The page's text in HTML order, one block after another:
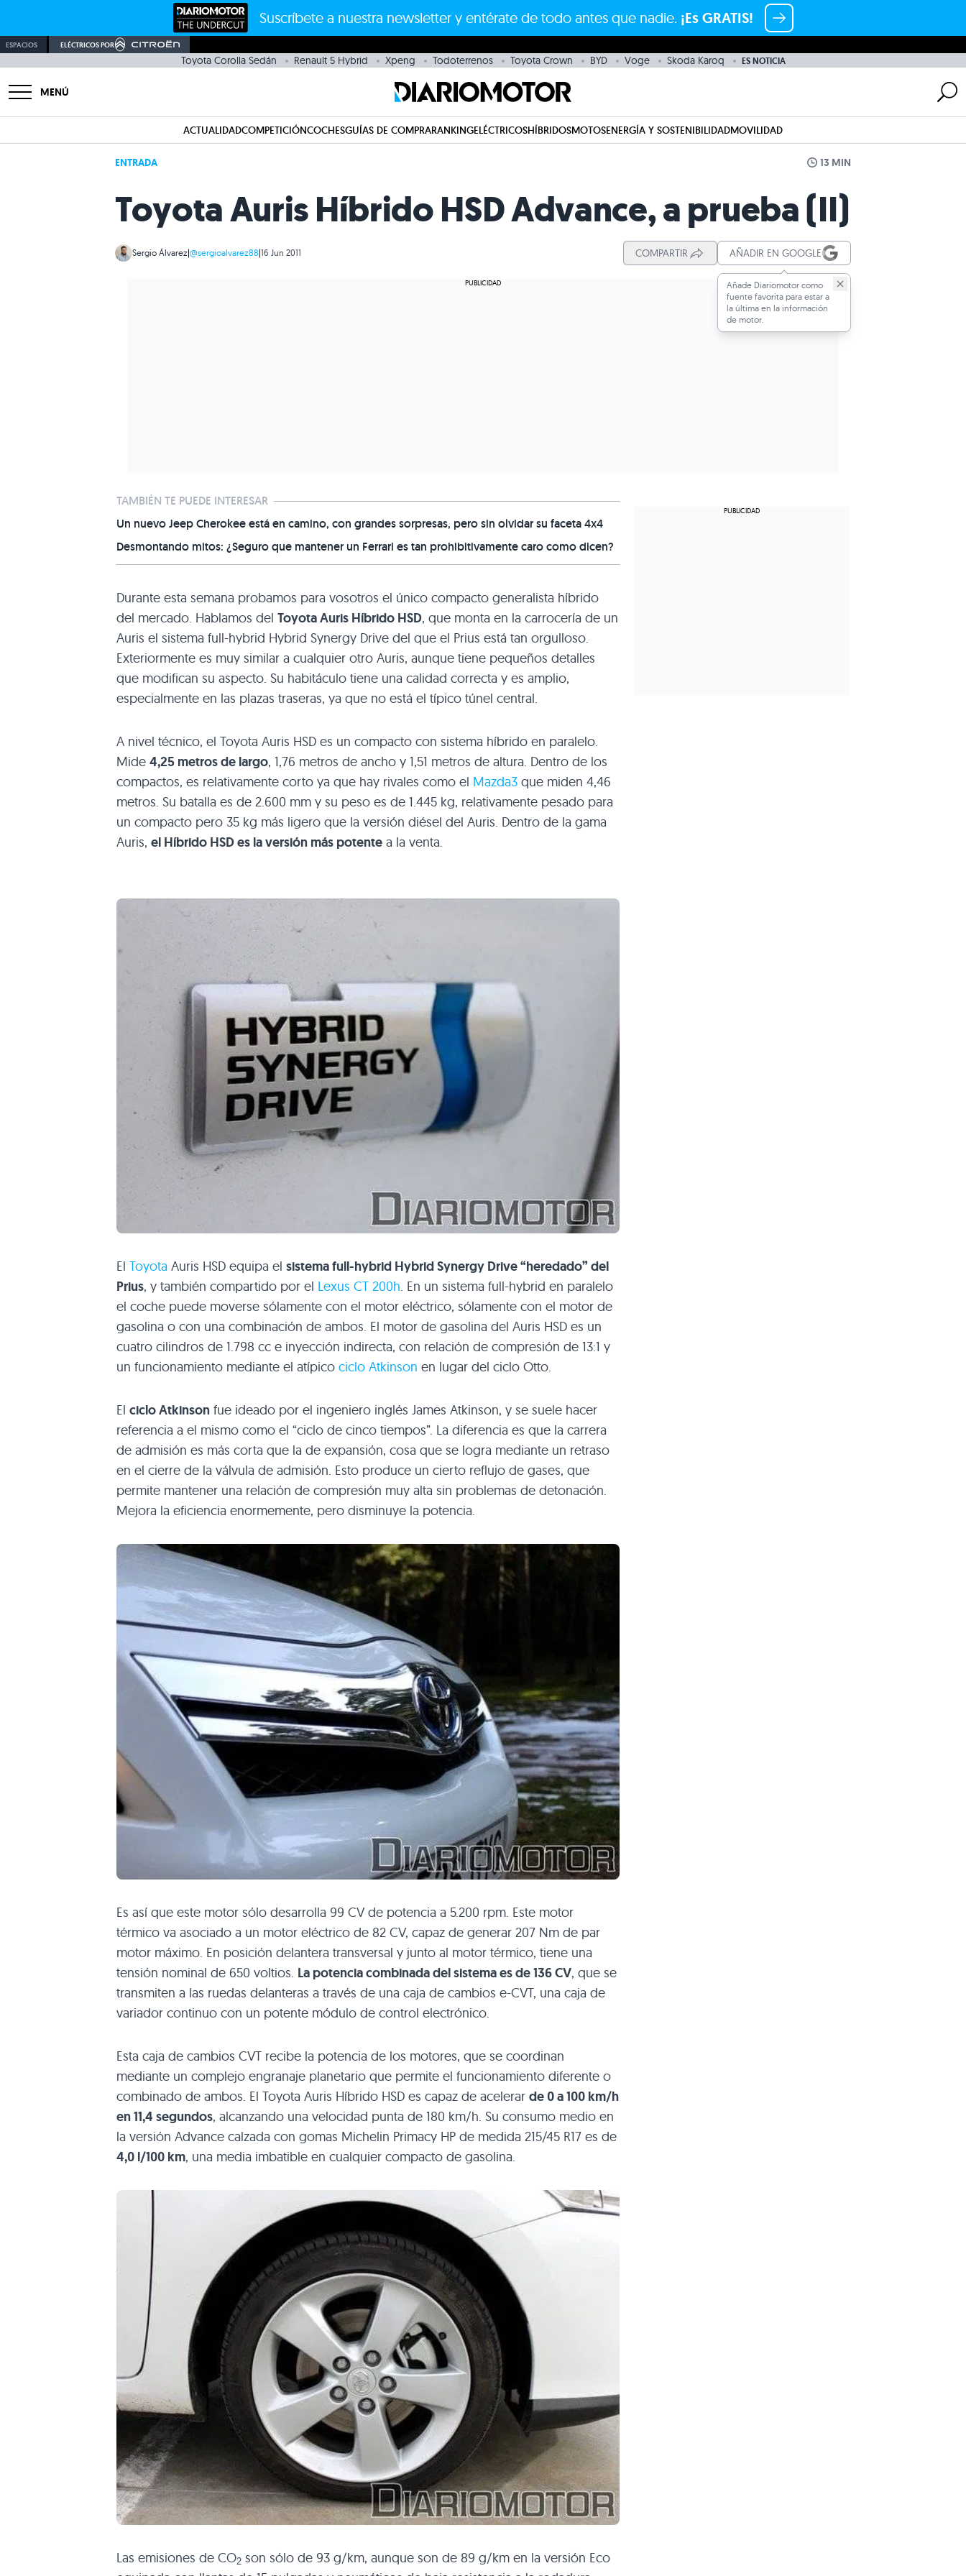
Suscríbete a nuestra newsletter y entérate de todo antes que nadie. ¡Es GRATIS!
ESPACIOS ELÉCTRICOS POR
Toyota Corolla Sedán Renault 5 Hybrid Xpeng Todoterrenos Toyota Crown BYD Voge Skoda Karoq ES NOTICIA
MENÚ
ACTUALIDADCOMPETICIÓNCOCHESGUÍAS DE COMPRARANKINGELÉCTRICOSHÍBRIDOSMOTOSENERGÍA Y SOSTENIBILIDADMOVILIDAD
ENTRADA 13 MIN
Toyota Auris Híbrido HSD Advance, a prueba (II)
Sergio Álvarez|@sergioalvarez88|16 Jun 2011 COMPARTIR AÑADIR EN GOOGLE
Añade Diariomotor como
fuente favorita para estar a
la última en la información
de motor.
TAMBIÉN TE PUEDE INTERESAR
Un nuevo Jeep Cherokee está en camino, con grandes sorpresas, pero sin olvidar su faceta 4x4
Desmontando mitos: ¿Seguro que mantener un Ferrari es tan prohibitivamente caro como dicen?
Durante esta semana probamos para vosotros el único compacto generalista híbrido
del mercado. Hablamos del Toyota Auris Híbrido HSD, que monta en la carrocería de un
Auris el sistema full-hybrid Hybrid Synergy Drive del que el Prius está tan orgulloso.
Exteriormente es muy similar a cualquier otro Auris, aunque tiene pequeños detalles
que modifican su aspecto. Su habitáculo tiene una calidad correcta y es amplio,
especialmente en las plazas traseras, ya que no está el típico túnel central.
A nivel técnico, el Toyota Auris HSD es un compacto con sistema híbrido en paralelo.
Mide 4,25 metros de largo, 1,76 metros de ancho y 1,51 metros de altura. Dentro de los
compactos, es relativamente corto ya que hay rivales como el Mazda3 que miden 4,46
metros. Su batalla es de 2.600 mm y su peso es de 1.445 kg, relativamente pesado para
un compacto pero 35 kg más ligero que la versión diésel del Auris. Dentro de la gama
Auris, el Híbrido HSDes la versión más potente a la venta.
El Toyota Auris HSD equipa el sistema full-hybrid Hybrid Synergy Drive “heredado” del
Prius, y también compartido por el Lexus CT 200h. En un sistema full-hybrid en paralelo
el coche puede moverse sólamente con el motor eléctrico, sólamente con el motor de
gasolina o con una combinación de ambos. El motor de gasolina del Auris HSD es un
cuatro cilindros de 1.798 cc e inyección indirecta, con relación de compresión de 13:1 y
un funcionamiento mediante el atípico ciclo Atkinson en lugar del ciclo Otto.
El ciclo Atkinson fue ideado por el ingeniero inglés James Atkinson, y se suele hacer
referencia a el mismo como el “ciclo de cinco tiempos”. La diferencia es que la carrera
de admisión es más corta que la de expansión, cosa que se logra mediante un retraso
en el cierre de la válvula de admisión. Esto produce un cierto reflujo de gases, que
permite mantener una relación de compresión muy alta sin problemas de detonación.
Mejora la eficiencia enormemente, pero disminuye la potencia.
Es así que este motor sólo desarrolla 99 CV de potencia a 5.200 rpm. Este motor
térmico va asociado a un motor eléctrico de 82 CV, capaz de generar 207 Nm de par
motor máximo. En posición delantera transversal y junto al motor térmico, tiene una
tensión nominal de 650 voltios. La potencia combinada del sistema es de 136 CV, que se
transmiten a las ruedas delanteras a través de una caja de cambios e-CVT, una caja de
variador continuo con un potente módulo de control electrónico.
Esta caja de cambios CVT recibe la potencia de los motores, que se coordinan
mediante un complejo engranaje planetario que permite el funcionamiento diferente o
combinado de ambos. El Toyota Auris Híbrido HSD es capaz de acelerar de 0 a 100 km/h
en 11,4 segundos, alcanzando una velocidad punta de 180 km/h. Su consumo medio en
la versión Advance calzada con gomas Michelin Primacy HP de medida 215/45 R17 es de
4,0 l/100 km, una media imbatible en cualquier compacto de gasolina.
Las emisiones de CO2 son sólo de 93 g/km, aunque son de 89 g/km en la versión Eco